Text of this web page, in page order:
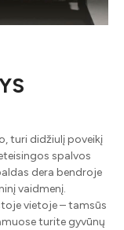
turi didžiulį poveikį
spalvos
dera bendroje
vaidmenį.
vietoje – tamsūs
turite gyvūnų